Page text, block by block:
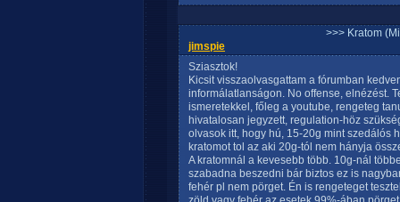
>>> Kratom
jimspie
Sziasztok!
Kicsit visszaolvasgattam a fórumban
informálatlanságon. No offense, elnézést.
ismeretekkel, főleg a youtube, rengeteg
hivatalosan jegyzett, regulation-höz
olvasok itt, hogy hú, 15-20g mint szedálós
kratomot tol az aki 20g-tól nem hányja
A kratomnál a kevesebb több. 10g-nál
szabadna beszedni bár biztos ez is
fehér pl nem pörget. Én is rengeteget